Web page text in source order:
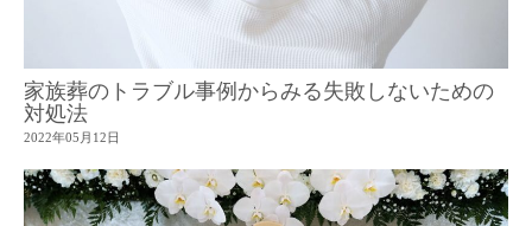
家族葬のトラブル事例からみる失敗しないための
対処法
2022年05月12日